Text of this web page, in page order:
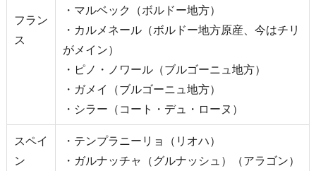
フラン
ス
・マルベック（ボルドー地方）
・カルメネール（ボルドー地方原産、今はチリ
がメイン）
・ピノ・ノワール（ブルゴーニュ地方）
・ガメイ（ブルゴーニュ地方）
・シラー（コート・デュ・ローヌ）
スペイ
ン
・テンプラニーリョ（リオハ）
・ガルナッチャ（グルナッシュ）（アラゴン）